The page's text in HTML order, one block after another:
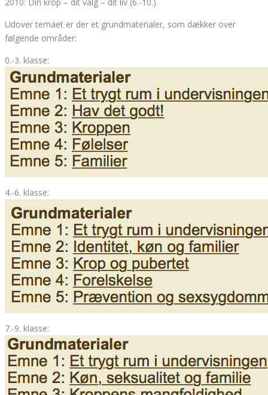
Udover temaet er der et grundmaterialer, som dækker over
følgende områder:
0.-3. klasse:
4.-6. klasse:
7.-9. klasse: